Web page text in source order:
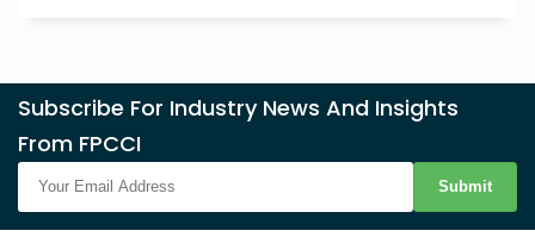
Subscribe For Industry News And Insights
From FPCCI
Submit